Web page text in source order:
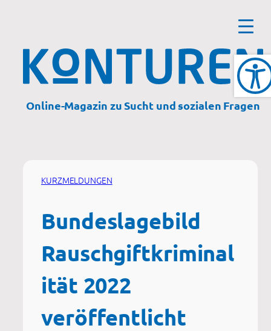
Online-Magazin zu Sucht und sozialen Fragen
KURZMELDUNGEN
Bundeslagebild
Rauschgiftkriminal
ität 2022
veröffentlicht